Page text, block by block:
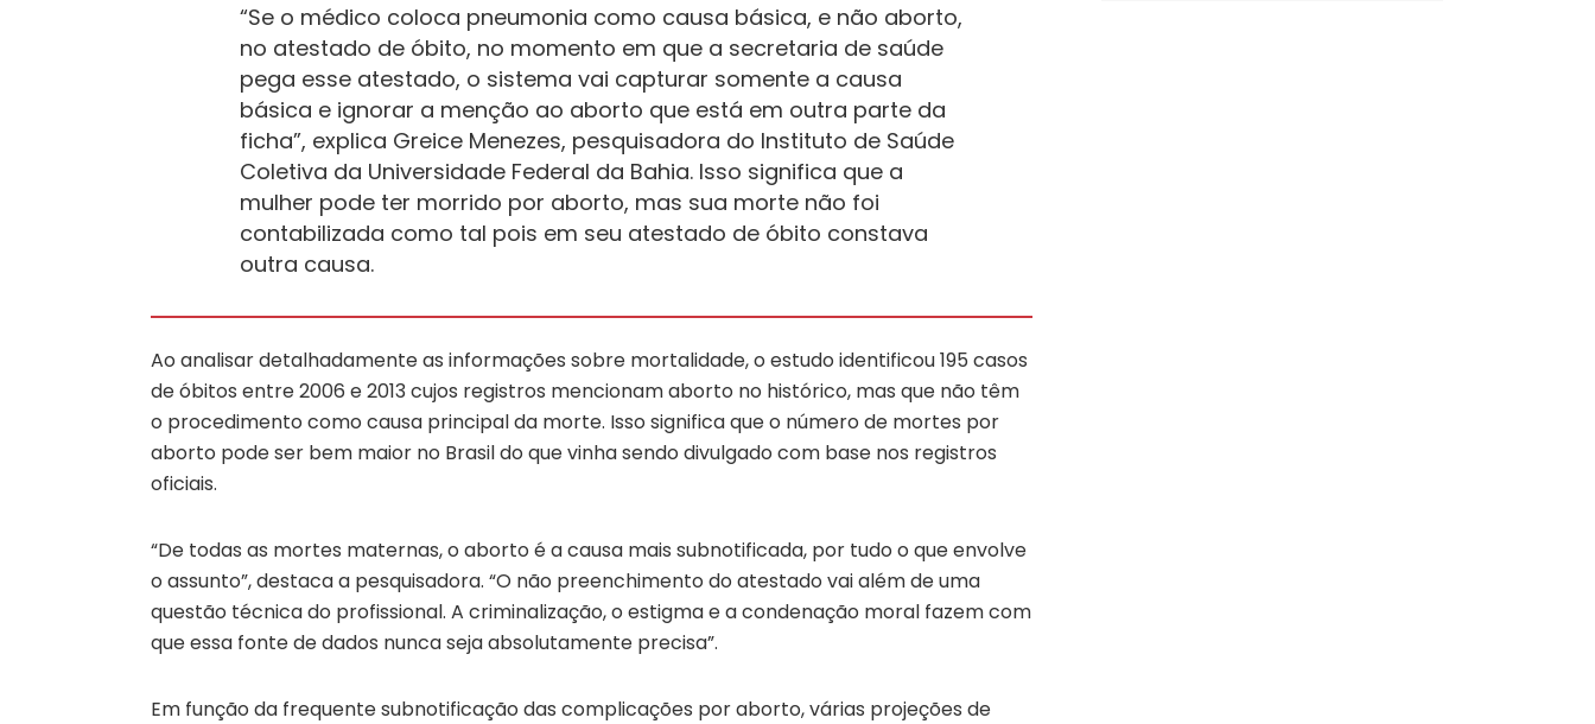
“Se o médico coloca pneumonia como causa básica, e não aborto,
no atestado de óbito, no momento em que a secretaria de saúde
pega esse atestado, o sistema vai capturar somente a causa
básica e ignorar a menção ao aborto que está em outra parte da
ficha”, explica Greice Menezes, pesquisadora do Instituto de Saúde
Coletiva da Universidade Federal da Bahia. Isso significa que a
mulher pode ter morrido por aborto, mas sua morte não foi
contabilizada como tal pois em seu atestado de óbito constava
outra causa.
Ao analisar detalhadamente as informações sobre mortalidade, o estudo identificou 195 casos
de óbitos entre 2006 e 2013 cujos registros mencionam aborto no histórico, mas que não têm
o procedimento como causa principal da morte. Isso significa que o número de mortes por
aborto pode ser bem maior no Brasil do que vinha sendo divulgado com base nos registros
oficiais.
“De todas as mortes maternas, o aborto é a causa mais subnotificada, por tudo o que envolve
o assunto”, destaca a pesquisadora. “O não preenchimento do atestado vai além de uma
questão técnica do profissional. A criminalização, o estigma e a condenação moral fazem com
que essa fonte de dados nunca seja absolutamente precisa”.
Em função da frequente subnotificação das complicações por aborto, várias projeções de